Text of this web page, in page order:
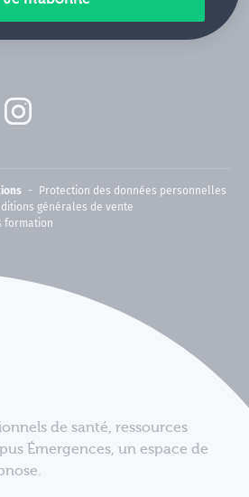
Protection des données personnelles
générales de vente
formation
de santé, ressources
Émergences, un espace de